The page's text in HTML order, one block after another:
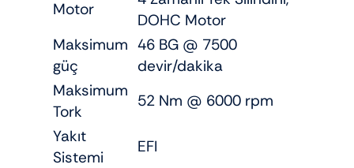
Motor
DOHC Motor
Maksimum
güç
46 BG @ 7500
devir/dakika
Maksimum
Tork
52 Nm @ 6000 rpm
Yakıt
Sistemi
EFI